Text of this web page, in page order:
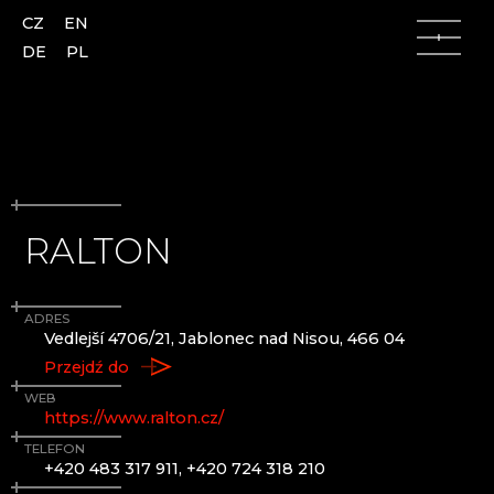
Góry Łużyckie
Česká Lípa
Kamenický Šenov
Kunratice u Cvikova
Nový Bor
Slunečná
Lindava
Góry Łużyckie
AJETO
ALENA LINTAVA, GLASS AND JEWELLERY
ASTERA
AZ-DESIGN
BYSTRO DESIGN
ČANGEL GLASS
CRYSTALEX CZ
CZ
EN
DE
PL
RALTON
ADRES
Vedlejší 4706/21, Jablonec nad Nisou, 466 04
Przejdź do
WEB
https://www.ralton.cz/
TELEFON
+420 483 317 911, +420 724 318 210